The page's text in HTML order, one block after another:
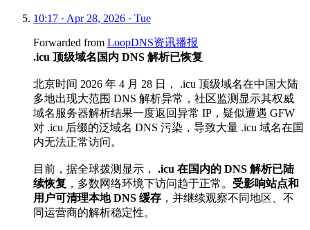
10:17 · Apr 28, 2026 · Tue
Forwarded from LoopDNS资讯播报
.icu 顶级域名国内 DNS 解析已恢复
北京时间 2026 年 4 月 28 日， .icu 顶级域名在中国大陆
多地出现大范围 DNS 解析异常，社区监测显示其权威
域名服务器解析结果一度返回异常 IP，疑似遭遇 GFW
对 .icu 后缀的泛域名 DNS 污染，导致大量 .icu 域名在国
内无法正常访问。
目前，据全球拨测显示， .icu 在国内的 DNS 解析已陆
续恢复 ，多数网络环境下访问趋于正常。 受影响站点和
用户可清理本地 DNS 缓存 ，并继续观察不同地区、不
同运营商的解析稳定性。